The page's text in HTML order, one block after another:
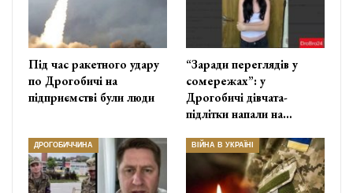
Під час ракетного удару
по Дрогобичі на
підприємстві були люди
“Заради переглядів у
сомережах”: у
Дрогобичі дівчата-
підлітки напали на…
ДРОГОБИЧЧИНА ВІЙНА В УКРАЇНІ